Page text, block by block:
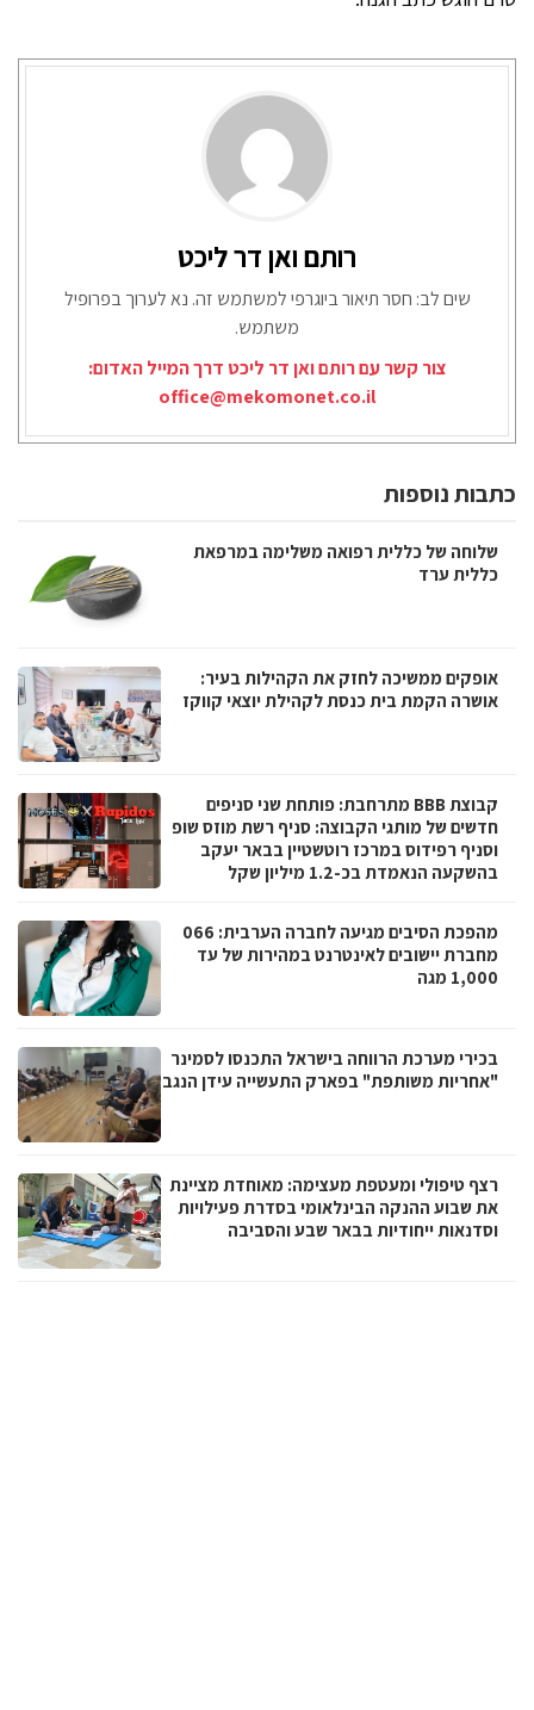
רותם ואן דר ליכט
שים לב: חסר תיאור ביוגרפי למשתמש זה. נא לערוך בפרופיל
משתמש.
צור קשר עם רותם ואן דר ליכט דרך המייל האדום:
office@mekomonet.co.il
כתבות נוספות
שלוחה של כללית רפואה משלימה במרפאת
כללית ערד
אופקים ממשיכה לחזק את הקהילות בעיר:
אושרה הקמת בית כנסת לקהילת יוצאי קווקז
קבוצת BBB מתרחבת: פותחת שני סניפים
חדשים של מותגי הקבוצה: סניף רשת מוזס שופ
וסניף רפידוס במרכז רוטשטיין בבאר יעקב
בהשקעה הנאמדת בכ-1.2 מיליון שקל
מהפכת הסיבים מגיעה לחברה הערבית: 066
מחברת יישובים לאינטרנט במהירות של עד
1,000 מגה
בכירי מערכת הרווחה בישראל התכנסו לסמינר
"אחריות משותפת" בפארק התעשייה עידן הנגב
רצף טיפולי ומעטפת מעצימה: מאוחדת מציינת
את שבוע ההנקה הבינלאומי בסדרת פעילויות
וסדנאות ייחודיות בבאר שבע והסביבה